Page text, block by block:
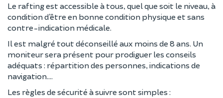
Le rafting est accessible à tous, quel que soit le niveau, à
condition d’être en bonne condition physique et sans
contre-indication médicale.
Il est malgré tout déconseillé aux moins de 8 ans. Un
moniteur sera présent pour prodiguer les conseils
adéquats : répartition des personnes, indications de
navigation....
Les règles de sécurité à suivre sont simples :